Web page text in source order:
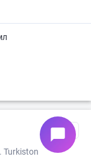
Turkiston
chat_bubble